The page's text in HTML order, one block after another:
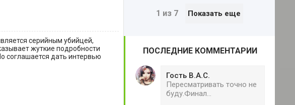
серийным убийцей,
жуткие подробности
соглашается дать интервью
1 из 7 Показать еще
ПОСЛЕДНИЕ КОММЕНТАРИИ
Гость В.А.С.
Пересматривать точно не
буду.Финал...